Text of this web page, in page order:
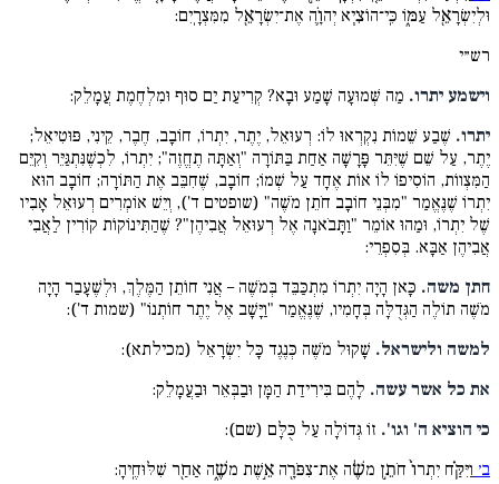
וּלְיִשְׂרָאֵ֖ל עַמּ֑וֹ כִּֽי־הוֹצִ֧יא יְהוָֹ֛ה אֶת־יִשְׂרָאֵ֖ל מִמִּצְרָֽיִם:
רש״י
וישמע יתרו. מַה שְּׁמוּעָה שָׁמַע וּבָא? קְרִיעַת יַם סוּף וּמִלְחֶמֶת עֲמָלֵק:
יתרו. שֶׁבַע שֵׁמוֹת נִקְרְאוּ לוֹ: רְעוּאֵל, יֶתֶר, יִתְרוֹ, חוֹבָב, חֶבֶר, קֵינִי, פּוּטִיאֵל;
יֶתֶר, עַל שֵׁם שֶׁיִּתֵּר פָּרָשָׁה אַחַת בַּתּוֹרָה "וְאַתָּה תֶחֱזֶה"; יִתְרוֹ, לִכְשֶׁנִּתְגַּיֵּר וְקִיֵּם
הַמִּצְווֹת, הוֹסִיפוֹ לוֹ אוֹת אֶחָד עַל שְׁמוֹ; חוֹבָב, שֶׁחִבֵּב אֶת הַתּוֹרָה; חוֹבָב הוּא
יִתְרוֹ שֶׁנֶּאֱמַר "מִבְּנֵי חוֹבָב חֹתֵן מֹשֶׁה" (שופטים ד'), וְיֵשׁ אוֹמְרִים רְעוּאֵל אָבִיו
שֶׁל יִתְרוֹ, וּמַהוּ אוֹמֵר "וַתָּבֹאנָה אֶל רְעוּאֵל אֲבִיהֶן"? שֶׁהַתִּינוֹקוֹת קוֹרִין לַאֲבִי
אֲבִיהֶן אַבָּא. בְּסִפְרֵי:
חתן משה. כָּאן הָיָה יִתְרוֹ מִתְכַּבֵּד בְּמֹשֶׁה – אֲנִי חוֹתֵן הַמֶּלֶךְ, וּלְשֶׁעָבַר הָיָה
מֹשֶׁה תוֹלֶה הַגְּדֻלָּה בְּחָמִיו, שֶׁנֶּאֱמַר "וַיָּשָׁב אֶל יֶתֶר חוֹתְנוֹ" (שמות ד'):
למשה ולישראל. שָׁקוּל מֹשֶׁה כְּנֶגֶד כָּל יִשְׂרָאֵל (מכילתא):
את כל אשר עשה. לָהֶם בִּירִידַת הַמָּן וּבַבְּאֵר וּבַעֲמָלֵק:
כי הוציא ה' וגו'. זוֹ גְּדוֹלָה עַל כֻּלָּם (שם):
ב׳ וַיִּקַּ֗ח יִתְרוֹ֙ חֹתֵ֣ן משֶׁ֔ה אֶת־צִפֹּרָ֖ה אֵ֣שֶׁת משֶׁ֑ה אַחַ֖ר שִׁלּוּחֶֽיהָ: